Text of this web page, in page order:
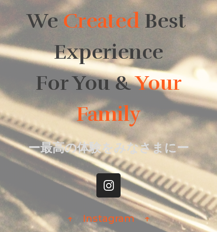
WeCreatedBest
Experience
For You &Your
Family
ー最高の体験をみなさまにー
↑ Instagram ↑